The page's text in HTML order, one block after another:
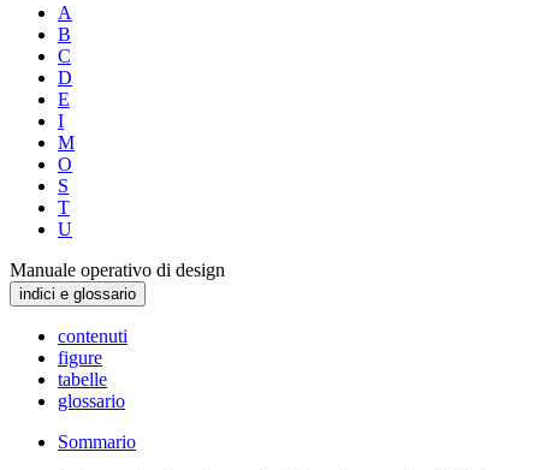
A
B
C
D
E
I
M
O
S
T
U
Manuale operativo di design
indici e glossario
contenuti
figure
tabelle
glossario
Sommario